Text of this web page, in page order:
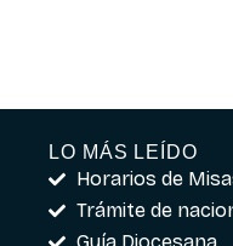
LO MÁS LEÍDO
Horarios de
Trámite de